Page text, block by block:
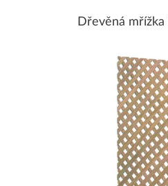
Dřevěná